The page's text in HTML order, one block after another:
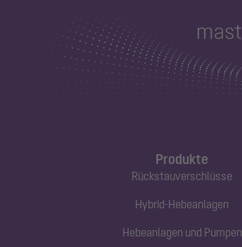
Produkte
Rückstauverschlüsse
Hybrid-Hebeanlagen
Hebeanlagen und Pumpen